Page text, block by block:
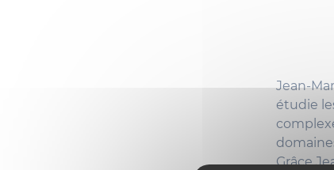
Jean-
étudie
Grâce